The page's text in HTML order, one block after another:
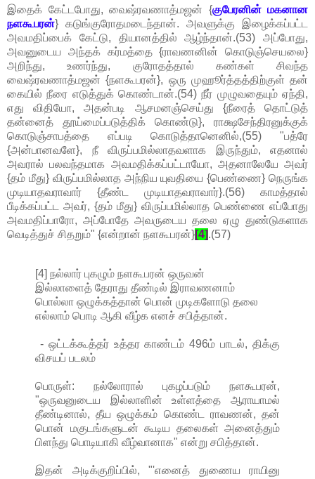
இதைக் கேட்டபோது, வைஷ்ரவணாத்மஜன் {குபேரனின் மகனான
நளகூபரன்} கடுங்குரோதமடைந்தான். அவளுக்கு இழைக்கப்பட்ட
அவமதிப்பைக் கேட்டு, தியானத்தில் ஆழ்ந்தான்.(53) அப்போது,
அவனுடைய அந்தக் கர்மத்தை {ராவணனின் கொடுஞ்செயலை}
அறிந்து, உணர்ந்து, குரோதத்தால் கண்கள் சிவந்த
வைஷ்ரவணாத்மஜன் {நளகூபரன்}, ஒரு முஹூர்த்தத்திற்குள் தன்
கையில் நீரை எடுத்துக் கொண்டான்.(54) நீர் முழுவதையும் ஏந்தி,
எது விதியோ, அதன்படி ஆசமனஞ்செய்து {நீரைத் தொட்டுத்
தன்னைத் தூய்மைப்படுத்திக் கொண்டு}, ராக்ஷசேந்திரனுக்குக்
கொடுஞ்சாபத்தை எப்படி கொடுத்தானெனில்,(55) "பத்ரே
{அன்பானவளே}, நீ விருப்பமில்லாதவளாக இருந்தும், எதனால்
அவரால் பலவந்தமாக அவமதிக்கப்பட்டாயோ, அதனாலேயே அவர்
{தம் மீது} விருப்பமில்லாத அந்நிய யுவதியை {பெண்ணை} நெருங்க
முடியாதவராவார் {தீண்ட முடியாதவராவார்}.(56) காமத்தால்
பீடிக்கப்பட்ட அவர், {தம் மீது} விருப்பமில்லாத பெண்ணை எப்போது
அவமதிப்பாரோ, அப்போதே அவருடைய தலை ஏழு துண்டுகளாக
வெடித்துச் சிதறும்" {என்றான் நளகூபரன்}[4].(57)
[4] நல்லார் புகழும் நளகூபரன் ஒருவன்
இல்லாளைத் தேராது தீண்டில் இராவணனாம்
பொல்லா ஒழுக்கத்தான் பொன் முடிகளோடு தலை
எல்லாம் பொடி ஆகி வீழ்க எனச் சபித்தான்.
- ஒட்டக்கூத்தர் உத்தர காண்டம் 496ம் பாடல், திக்கு
விசயப் படலம்
பொருள்: நல்லோரால் புகழப்படும் நளகூபரன்,
"ஒருவனுடைய இல்லாளின் உள்ளத்தை ஆராயாமல்
தீண்டினால், தீய ஒழுக்கம் கொண்ட ராவணன், தன்
பொன் மகுடங்களுடன் கூடிய தலைகள் அனைத்தும்
பிளந்து பொடியாகி வீழ்வானாக" என்று சபித்தான்.
இதன் அடிக்குறிப்பில், "'எனைத் துணைய ராயினு